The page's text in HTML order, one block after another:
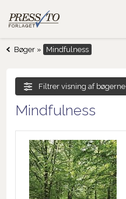
Bøger » Mindfulness
Filtrer visning af bøgerne
Mindfulness